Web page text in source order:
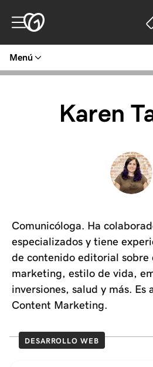
Menú
Karen
Comunicóloga. Ha
especializados y tiene
de contenido editorial sobre
marketing, estilo de vida,
inversiones, salud y más. Es
Content Marketing.
DESARROLLO WEB